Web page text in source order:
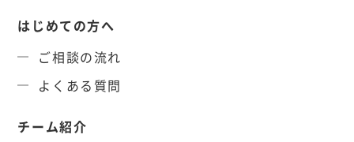
はじめての方へ
ご相談の流れ
よくある質問
チーム紹介